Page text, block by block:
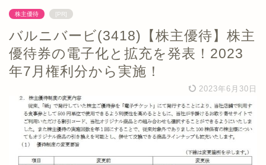
株主優待 [PR]
バルニバービ(3418)【株主優待】株主
優待券の電子化と拡充を発表！2023
年7月権利分から実施！
2023年6月30日